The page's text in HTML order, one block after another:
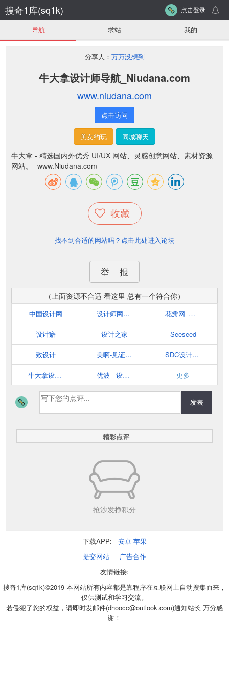
搜奇1库(sq1k) 点击登录
导航 求站 我的
分享人： 万万没想到
牛大拿设计师导航_Niudana.com
www.niudana.com
点击访问
美女约玩 同城聊天
牛大拿 - 精选国内外优秀 UI/UX 网站、灵感创意网站、素材资源
网站。- www.Niudana.com
收藏
找不到合适的网站吗？点击此处进入论坛
举 报
（上面资源不合适 看这里 总有一个符合你）
中国设计网 设计师网址导航 花瓣网_陪你做生活的设计师（发现、采集你喜欢的灵感、家居、穿搭、婚礼、美食、旅行、美图、商品等）
设计癖 设计之家 Seeseed
致设计 美啊-见证设计的力量 SDC设计师网址导航 - 学设计从这里开始！
牛大拿设计师导航_Niudana.com 优波 - 设计师必备网址导航 - 发现优秀的设计与网站 更多
发表
精彩点评
抢沙发挣积分
下载APP: 安卓 苹果
提交网站
广告合作
友情链接:
搜奇1库(sq1k)©2019 本网站所有内容都是靠程序在互联网上自动搜集而来，
仅供测试和学习交流。
若侵犯了您的权益，请即时发邮件(dhoocc@outlook.com)通知站长 万分感
谢！